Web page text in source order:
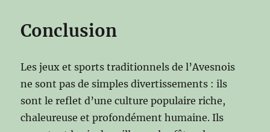
Conclusion
Les jeux et sports traditionnels de l’Avesnois
ne sont pas de simples divertissements : ils
sont le reflet d’une culture populaire riche,
chaleureuse et profondément humaine. Ils